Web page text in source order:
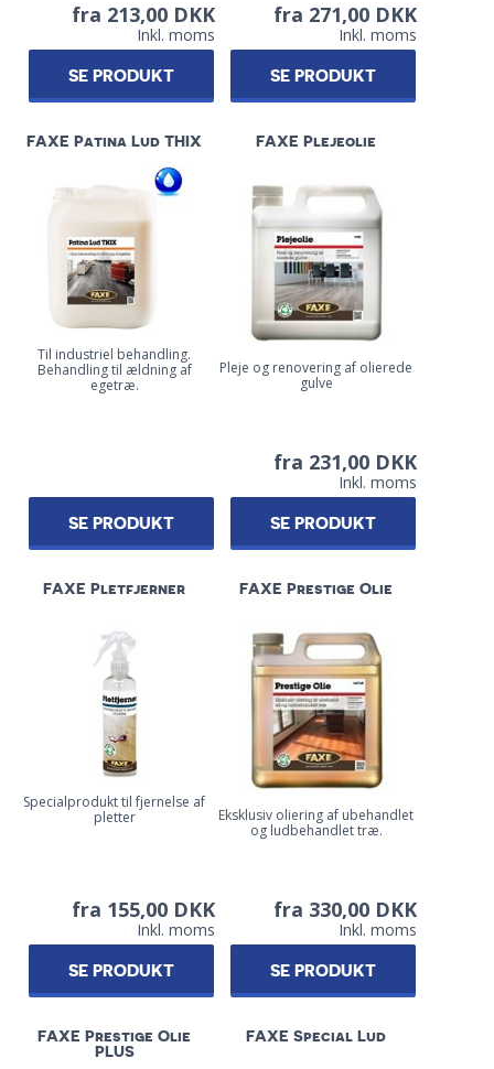
fra 213,00 DKK
Inkl. moms
SE PRODUKT
fra 271,00 DKK
Inkl. moms
SE PRODUKT
FAXE Patina Lud THIX
Til industriel behandling.
Behandling til ældning af
egetræ.
SE PRODUKT
FAXE Plejeolie
Pleje og renovering af olierede
gulve
fra 231,00 DKK
Inkl. moms
SE PRODUKT
FAXE Pletfjerner
Specialprodukt til fjernelse af
pletter
fra 155,00 DKK
Inkl. moms
SE PRODUKT
FAXE Prestige Olie
Eksklusiv oliering af ubehandlet
og ludbehandlet træ.
fra 330,00 DKK
Inkl. moms
SE PRODUKT
FAXE Prestige Olie
PLUS
FAXE Special Lud